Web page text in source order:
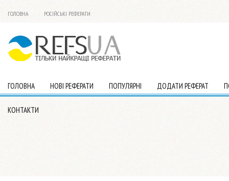
ГОЛОВНА РОСІЙСЬКІ РЕФЕРАТИ
ГОЛОВНА НОВІ РЕФЕРАТИ ПОПУЛЯРНІ ДОДАТИ РЕФЕРАТ
КОНТАКТИ